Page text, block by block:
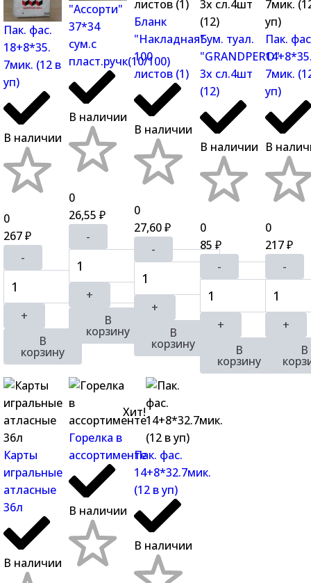
Пак. фас.
18+8*35.
7мик. (12 в
уп)
В наличии
0
267 ₽
-
+
В
корзину
"Ассорти"
37*34
сум.с
пласт.ручк(10/100)
В наличии
0
26,55₽
-
+
В
корзину
Бланк
"Накладная"
100
листов (1)
В наличии
0
27,60₽
-
+
В
корзину
Бум. туал.
"GRANDPERO"
3х сл.4шт
(12)
В наличии
0
85 ₽
-
+
В
корзину
Пак.
7мик.
уп)
В
0
217 ₽
-
+
В
Карты
игральные
атласные
36л
В наличии
Горелка в
ассортименте
В наличии
Хит!
Пак. фас.
14+8*32.7мик.
(12 в уп)
В наличии